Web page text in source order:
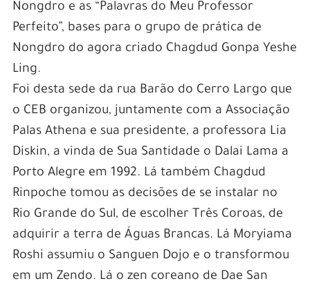
Nongdro e as “Palavras do Meu Professor
Perfeito”, bases para o grupo de prática de
Nongdro do agora criado Chagdud Gonpa Yeshe
Ling.
Foi desta sede da rua Barão do Cerro Largo que
o CEB organizou, juntamente com a Associação
Palas Athena e sua presidente, a professora Lia
Diskin, a vinda de Sua Santidade o Dalai Lama a
Porto Alegre em 1992. Lá também Chagdud
Rinpoche tomou as decisões de se instalar no
Rio Grande do Sul, de escolher Três Coroas, de
adquirir a terra de Águas Brancas. Lá Moryiama
Roshi assumiu o Sanguen Dojo e o transformou
em um Zendo. Lá o zen coreano de Dae San